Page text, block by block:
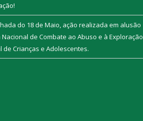
do 18 de Maio, ação realizada em alusão
Nacional de Combate ao Abuso e à Exploração
de Crianças e Adolescentes.